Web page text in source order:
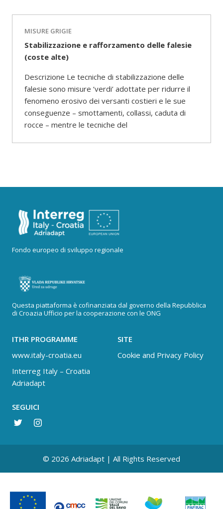
MISURE GRIGIE
Stabilizzazione e rafforzamento delle falesie
(coste alte)
Descrizione Le tecniche di stabilizzazione delle
falesie sono misure ‘verdi’ adottate per ridurre il
fenomeno erosivo dei versanti costieri e le sue
conseguenze – smottamenti, collassi, caduta di
rocce – mentre le tecniche del
Fondo europeo di sviluppo regionale
Questa piattaforma è cofinanziata dal governo della Repubblica
di Croazia Ufficio per la cooperazione con le ONG
ITHR PROGRAMME
www.italy-croatia.eu
Interreg Italy – Croatia
Adriadapt
SITE
Cookie and Privacy Policy
SEGUICI
© 2026 Adriadapt | All Rights Reserved